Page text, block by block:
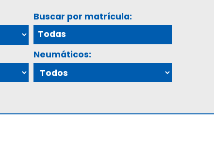
Buscar por matrícula:
Neumáticos: